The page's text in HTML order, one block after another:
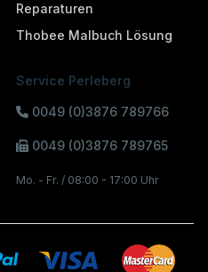
Reparaturen
Thobee Malbuch Lösung
Service Perleberg
0049 (0)3876 789766
0049 (0)3876 789765
Mo. - Fr. / 08:00 - 17:00 Uhr